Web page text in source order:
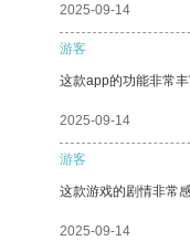
2025-09-14
游客
这款app的功能非常
2025-09-14
游客
这款游戏的剧情非常
2025-09-14